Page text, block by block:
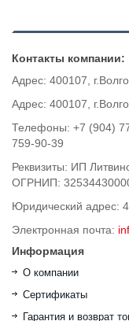
Контакты компании:
Адрес: 400107,
Адрес: 400107,
Телефоны: +7 (904)
759-90-39
Реквизиты: ИП
ОГРНИП:
Юридический адрес:
Электронная почта:
Информация
О компании
Сертификаты
Гарантия и возврат